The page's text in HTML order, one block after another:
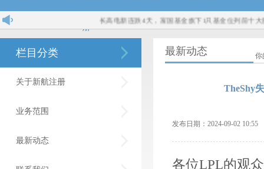
册
长高电新连跌4天，富国基金旗下1只基金位列前十大股
栏目分类
关于新航注册
业务范围
最新动态
最新动态 你
TheShy
发布日期：2024-09-02
各位LPL的观